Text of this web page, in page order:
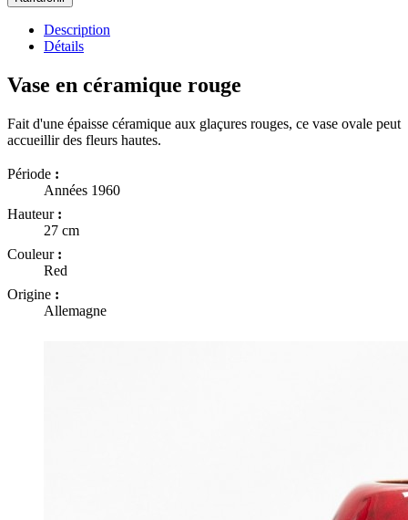
Description
Détails
Vase en céramique rouge
Fait d'une épaisse céramique aux glaçures rouges, ce vase ovale peut
accueillir des fleurs hautes.
Période :
Années 1960
Hauteur :
27 cm
Couleur :
Red
Origine :
Allemagne